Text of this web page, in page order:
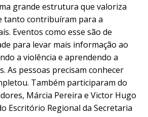
grande estrutura que valoriza
tanto contribuíram para a
Eventos como esse são de
para levar mais informação ao
a violência e aprendendo a
As pessoas precisam conhecer
Também participaram do
Márcia Pereira e Victor Hugo
Escritório Regional da Secretaria